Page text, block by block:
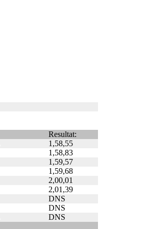
Resultat:
1,58,55
1,58,83
1,59,57
1,59,68
2,00,01
2,01,39
DNS
DNS
DNS